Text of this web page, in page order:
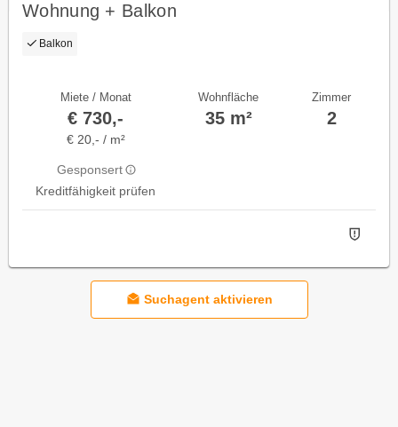
Wohnung + Balkon
Balkon
Miete / Monat
€ 730,-
€ 20,- / m²
Gesponsert
Kreditfähigkeit prüfen
Wohnfläche
35 m²
Zimmer
2
Suchagent aktivieren